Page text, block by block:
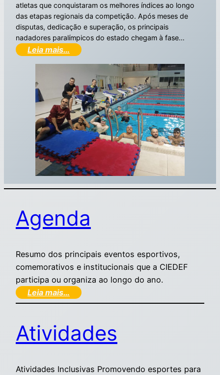
atletas que conquistaram os melhores índices ao longo
das etapas regionais da competição. Após meses de
disputas, dedicação e superação, os principais
nadadores paralímpicos do estado chegam à fase…
Leia mais…
Agenda
Resumo dos principais eventos esportivos,
comemorativos e institucionais que a CIEDEF
participa ou organiza ao longo do ano.
Leia mais…
Atividades
Atividades Inclusivas Promovendo esportes para